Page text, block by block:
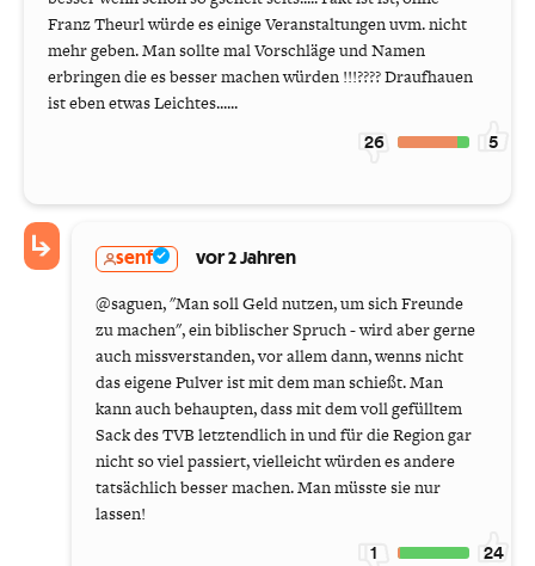
Franz Theurl würde es einige Veranstaltungen uvm. nicht
mehr geben. Man sollte mal Vorschläge und Namen
erbringen die es besser machen würden !!!???? Draufhauen
ist eben etwas Leichtes......
26 5
senf vor 2 Jahren
@saguen, "Man soll Geld nutzen, um sich Freunde
zu machen", ein biblischer Spruch - wird aber gerne
auch missverstanden, vor allem dann, wenns nicht
das eigene Pulver ist mit dem man schießt. Man
kann auch behaupten, dass mit dem voll gefülltem
Sack des TVB letztendlich in und für die Region gar
nicht so viel passiert, vielleicht würden es andere
tatsächlich besser machen. Man müsste sie nur
lassen!
1 24